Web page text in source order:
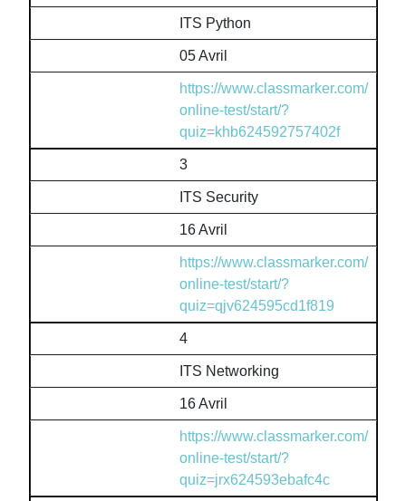
ITS Python
05 Avril
https://www.classmarker.com/
online-test/start/?
quiz=khb624592757402f
3
ITS Security
16 Avril
https://www.classmarker.com/
online-test/start/?
quiz=qjv624595cd1f819
4
ITS Networking
16 Avril
https://www.classmarker.com/
online-test/start/?
quiz=jrx624593ebafc4c